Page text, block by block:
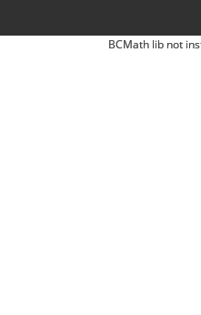
BCMath lib not